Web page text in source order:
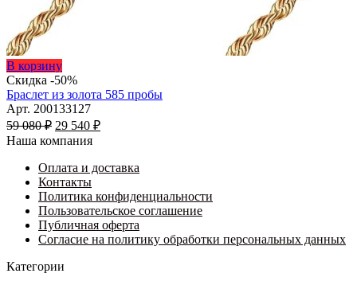
В корзинуЭтот
товар
имеет
несколько
вариаций.
Опции
выбрать
на
странице
товара.
Скидка -50%
Браслет из золота 585 пробы
Арт. 200133127
59 080₽ Первоначальная
цена
59
080 ₽.
29 540 ₽Текущая
540 ₽.
Наша компания
Оплата и доставка
Контакты
Политика конфиденциальности
Пользовательское соглашение
Публичная оферта
Согласие на политику обработки персональных данных
Категории